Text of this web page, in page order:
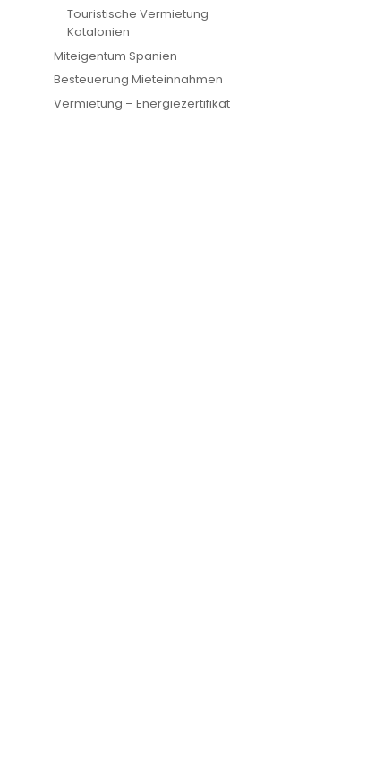
Touristische Vermietung
Katalonien
Miteigentum Spanien
Besteuerung Mieteinnahmen
Vermietung – Energiezertifikat